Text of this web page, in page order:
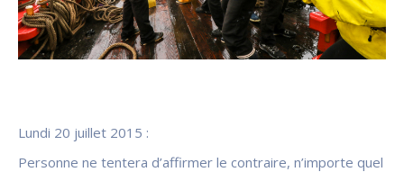
Lundi 20 juillet 2015 :
Personne ne tentera d’affirmer le contraire, n’importe quel